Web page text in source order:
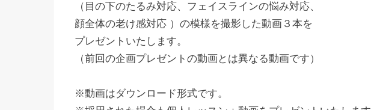
（目の下のたるみ対応、フェイスラインの悩み対応、
顔全体の老け感対応 ）の模様を撮影した動画３本を
プレゼントいたします。
（前回の企画プレゼントの動画とは異なる動画です）
※動画はダウンロード形式です。